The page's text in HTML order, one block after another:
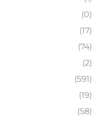
(0)
(17)
(74)
(2)
(591)
(19)
(58)